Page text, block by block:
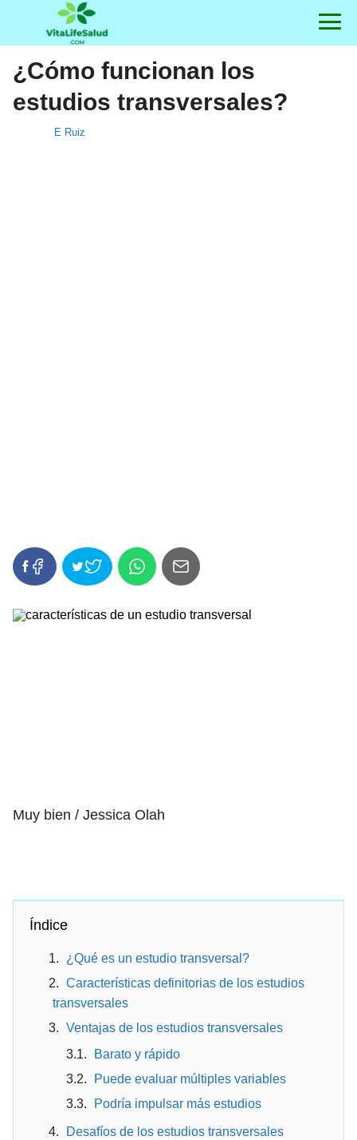
¿Cómo funcionan los
estudios transversales?
E Ruiz
Muy bien / Jessica Olah
Índice
¿Qué es un estudio transversal?
Características definitorias de los estudios
transversales
Ventajas de los estudios transversales
Barato y rápido
Puede evaluar múltiples variables
Podría impulsar más estudios
Desafíos de los estudios transversales